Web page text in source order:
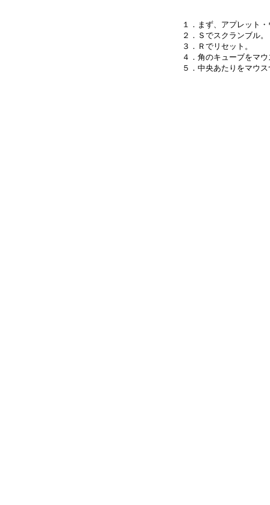
１．まず、アプレット
２．Ｓでスクランブル。
３．Ｒでリセット。
４．角のキューブをマ